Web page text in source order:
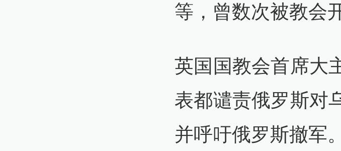
等，曾数次被教会
英国国教会首席大
表都谴责俄罗斯对
并呼吁俄罗斯撤军。